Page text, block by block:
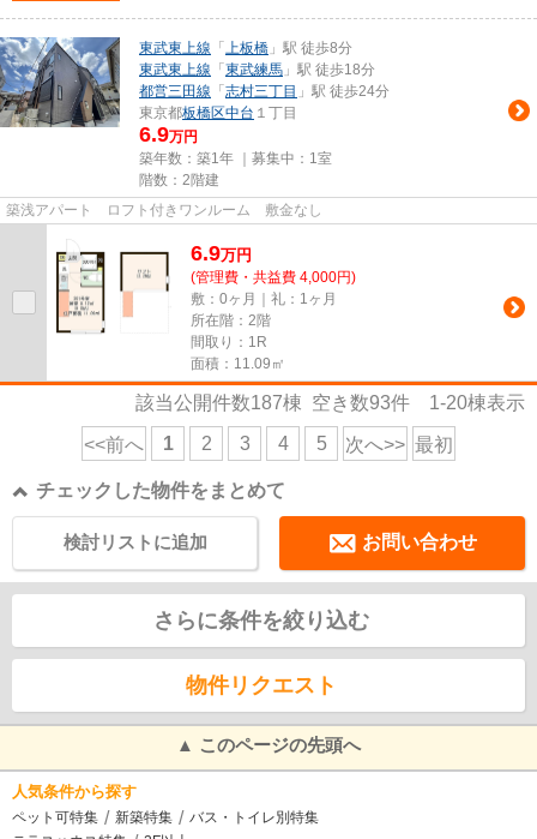
東武東上線 「 上板橋 」駅 徒歩8分
東武東上線 「 東武練馬 」駅 徒歩18分
都営三田線 「 志村三丁目 」駅 徒歩24分
東京都板橋区中台 １丁目
6.9万円
築年数：築1年 ｜募集中： 1室
階数：2階建
築浅アパート ロフト付きワンルーム 敷金なし
6.9万円
(管理費・共益費 4,000円)
敷：0ヶ月｜礼：1ヶ月
所在階：2階
間取り：1R
面積：11.09㎡
該当公開件数187棟 空き数93件 1-20棟表示
<<前へ 1 2 3 4 5 次へ>> 最初
チェックした物件をまとめて
お問い合わせ
検討リストに追加
さらに条件を絞り込む
物件リクエスト
▲ このページの先頭へ
人気条件から探す
ペット可特集 新築特集
バス・トイレ別特集